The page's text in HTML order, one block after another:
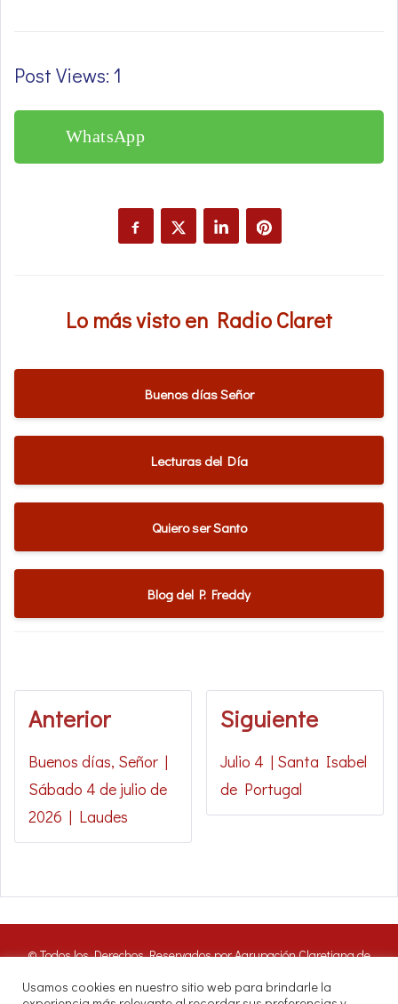
Post Views: 1
WhatsApp
Lo más visto en Radio Claret
Buenos días Señor
Lecturas del Día
Quiero ser Santo
Blog del P. Freddy
Anterior
Buenos días, Señor |
Sábado 4 de julio de
2026 | Laudes
Siguiente
Julio 4 | Santa Isabel
de Portugal
© Todos los Derechos Reservados por Agrupación Claretiana de
hacer uso de estos archivos citando las fuentes de RADIO CLARET
Usamos cookies en nuestro sitio web para brindarle la